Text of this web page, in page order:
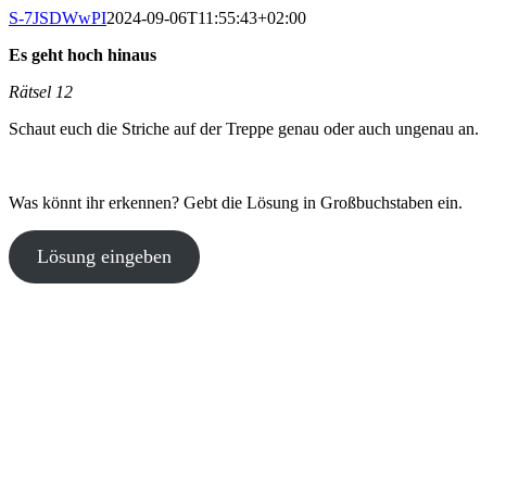
Zum
springen
S-7JSDWwPI2024-09-06T11:55:43+02:00
Es geht hoch hinaus
Rätsel 12
Schaut euch die Striche auf der Treppe genau oder auch ungenau an.
Was könnt ihr erkennen? Gebt die Lösung in Großbuchstaben ein.
Lösung eingeben